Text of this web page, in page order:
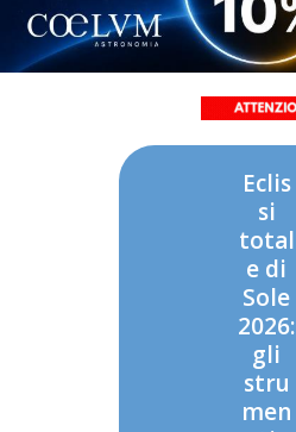
Eclis
si
total
e di
Sole
2026:
gli
stru
men